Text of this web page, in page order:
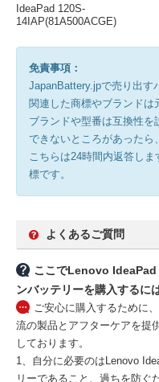
IdeaPad 120S-
14IAP(81A500ACGE)
免責事項：
JapanBattery.jpで売り出す
関連した商標やブランド
ブランドや型番は互換性を
できないところがあったら
こちらは24時間内返答し
標です。
よくあるご質問
ここでLenovo IdeaPad
ンバッテリーを購入するに
ご安心に購入するために
流の製品とアフターケアを提
しております。
1、自分に必要のはLenovo
リーであること、過ちを防ぐ